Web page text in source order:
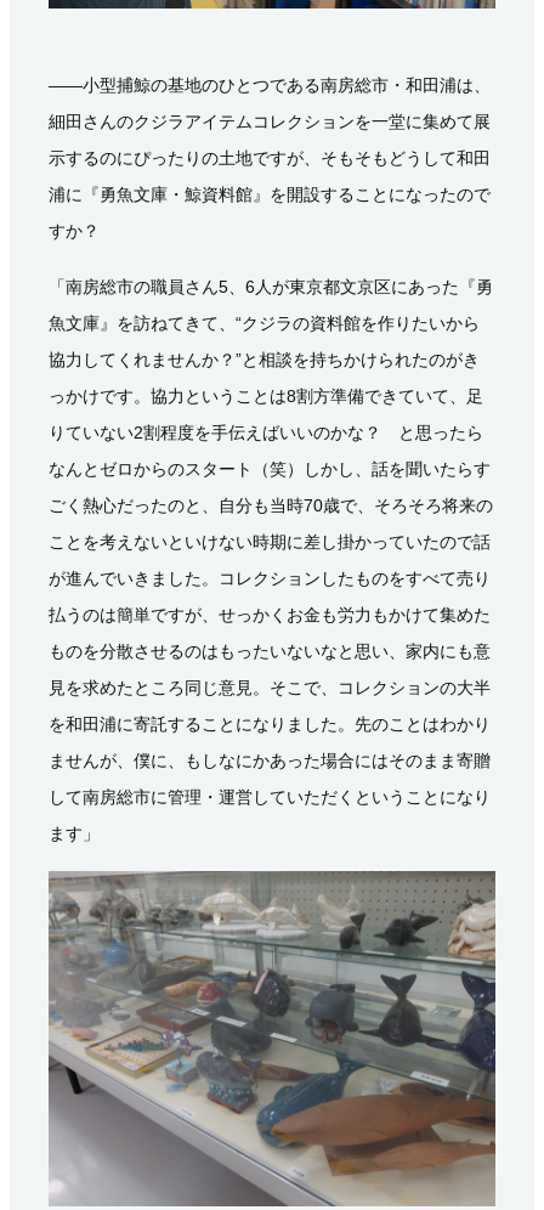
――小型捕鯨の基地のひとつである南房総市・和田浦は、
細田さんのクジラアイテムコレクションを一堂に集めて展
示するのにぴったりの土地ですが、そもそもどうして和田
浦に『勇魚文庫・鯨資料館』を開設することになったので
すか？
「南房総市の職員さん5、6人が東京都文京区にあった『勇
魚文庫』を訪ねてきて、“クジラの資料館を作りたいから
協力してくれませんか？”と相談を持ちかけられたのがき
っかけです。協力ということは8割方準備できていて、足
りていない2割程度を手伝えばいいのかな？ と思ったら
なんとゼロからのスタート（笑）しかし、話を聞いたらす
ごく熱心だったのと、自分も当時70歳で、そろそろ将来の
ことを考えないといけない時期に差し掛かっていたので話
が進んでいきました。コレクションしたものをすべて売り
払うのは簡単ですが、せっかくお金も労力もかけて集めた
ものを分散させるのはもったいないなと思い、家内にも意
見を求めたところ同じ意見。そこで、コレクションの大半
を和田浦に寄託することになりました。先のことはわかり
ませんが、僕に、もしなにかあった場合にはそのまま寄贈
して南房総市に管理・運営していただくということになり
ます」